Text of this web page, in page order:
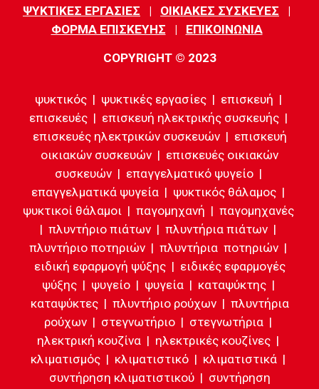
ΨΥΚΤΙΚΕΣ ΕΡΓΑΣΙΕΣ | ΟΙΚΙΑΚΕΣ ΣΥΣΚΕΥΕΣ |
ΦΟΡΜΑ ΕΠΙΣΚΕΥΗΣ | ΕΠΙΚΟΙΝΩΝΙΑ
COPYRIGHT © 2023
ψυκτικός | ψυκτικές εργασίες | επισκευή |
επισκευές | επισκευή ηλεκτρικής συσκευής |
επισκευές ηλεκτρικών συσκευών | επισκευή
οικιακών συσκευών | επισκευές οικιακών
συσκευών | επαγγελματικό ψυγείο |
επαγγελματικά ψυγεία | ψυκτικός θάλαμος |
ψυκτικοί θάλαμοι | παγομηχανή | παγομηχανές
| πλυντήριο πιάτων | πλυντήρια πιάτων |
πλυντήριο ποτηριών | πλυντήρια ποτηριών |
ειδική εφαρμογή ψύξης | ειδικές εφαρμογές
ψύξης | ψυγείο | ψυγεία | καταψύκτης |
καταψύκτες | πλυντήριο ρούχων | πλυντήρια
ρούχων | στεγνωτήριο | στεγνωτήρια |
ηλεκτρική κουζίνα | ηλεκτρικές κουζίνες |
κλιματισμός | κλιματιστικό | κλιματιστικά |
συντήρηση κλιματιστικού | συντήρηση